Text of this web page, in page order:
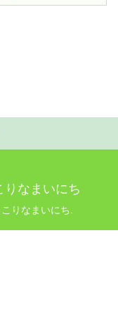
りなまいにち
りなまいにち.